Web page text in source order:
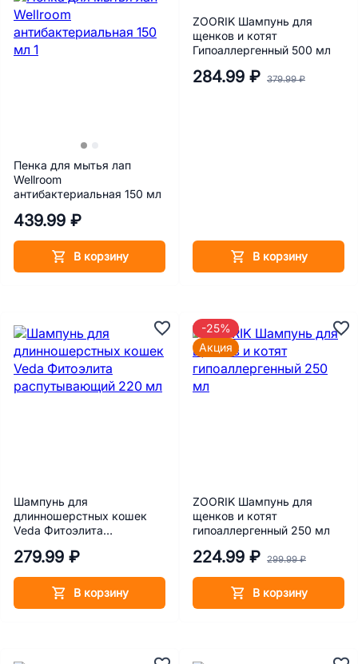
Пенка для мытья лап
Wellroom
антибактериальная 150 мл
439.99 ₽
В корзину
ZOORIK Шампунь для
щенков и котят
Гипоаллергенный 500 мл
284.99 ₽ 379.99 ₽
В корзину
Шампунь для
длинношерстных кошек
Veda Фитоэлита
279.99 ₽
В корзину
ZOORIK Шампунь для
щенков и котят
гипоаллергенный 250 мл
224.99 ₽ 299.99 ₽
В корзину
-25%
Акция